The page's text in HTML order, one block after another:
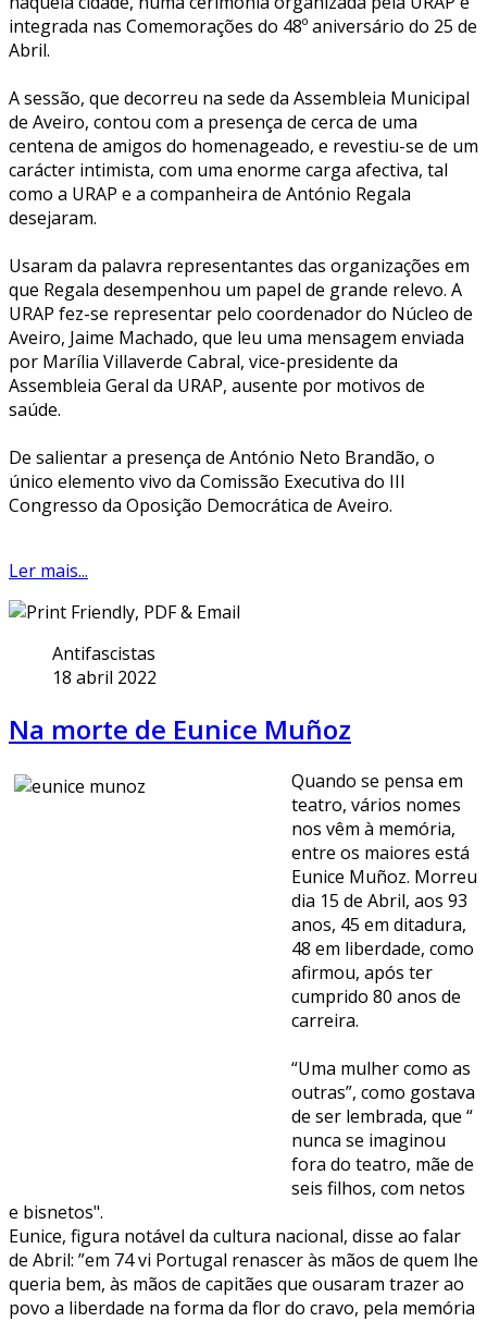
integrada nas Comemorações do 48º aniversário do 25 de
Abril.
A sessão, que decorreu na sede da Assembleia Municipal
de Aveiro, contou com a presença de cerca de uma
centena de amigos do homenageado, e revestiu-se de um
carácter intimista, com uma enorme carga afectiva, tal
como a URAP e a companheira de António Regala
desejaram.
Usaram da palavra representantes das organizações em
que Regala desempenhou um papel de grande relevo. A
URAP fez-se representar pelo coordenador do Núcleo de
Aveiro, Jaime Machado, que leu uma mensagem enviada
por Marília Villaverde Cabral, vice-presidente da
Assembleia Geral da URAP, ausente por motivos de
saúde.
De salientar a presença de António Neto Brandão, o
único elemento vivo da Comissão Executiva do III
Congresso da Oposição Democrática de Aveiro.
Ler mais...
Antifascistas
18 abril 2022
Na morte de Eunice Muñoz
Quando se pensa em
teatro, vários nomes
nos vêm à memória,
entre os maiores está
Eunice Muñoz. Morreu
dia 15 de Abril, aos 93
anos, 45 em ditadura,
48 em liberdade, como
afirmou, após ter
cumprido 80 anos de
carreira.
“Uma mulher como as
outras”, como gostava
de ser lembrada, que “
nunca se imaginou
fora do teatro, mãe de
seis filhos, com netos
e bisnetos".
Eunice, figura notável da cultura nacional, disse ao falar
de Abril: ”em 74 vi Portugal renascer às mãos de quem lhe
queria bem, às mãos de capitães que ousaram trazer ao
povo a liberdade na forma da flor do cravo, pela memória